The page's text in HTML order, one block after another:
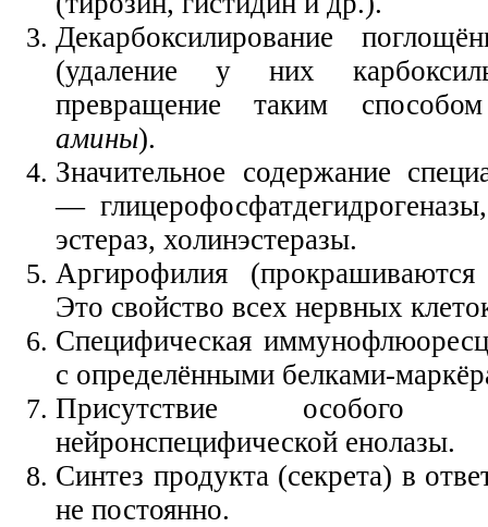
Декарбоксилирование
(удаление у них
превращение таким
амины).
Значительное содержание
—
эстераз, холинэстеразы.
Аргирофилия
Это свойство всех нервных
Специфическая
с определёнными белками-
Присутствие
нейронспецифической енолазы.
Синтез продукта (секрета) в
не постоянно.